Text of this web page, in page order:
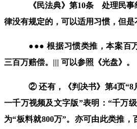
《民法典》 第10条 处理民事
律没有规定的，可以适用 习惯，但是
●●● 根据习惯类推，本案百
三百万赔偿。 ||| 可以参照《光盘》。
② 还有，《判决书》第4页“8
一千万视频及文字版”表明：“千万级
为“板料就800万”。 亦可由此类推，